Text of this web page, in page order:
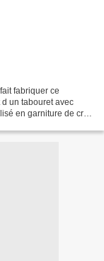
fabriquer ce
un tabouret avec
en garniture de crin